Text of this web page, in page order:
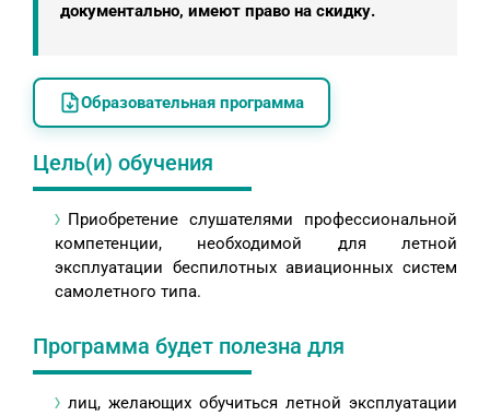
документально, имеют право на скидку.
Образовательная программа
Цель(и) обучения
Приобретение слушателями профессиональной
компетенции, необходимой для летной
эксплуатации беспилотных авиационных систем
самолетного типа.
Программа будет полезна для
лиц, желающих обучиться летной эксплуатации